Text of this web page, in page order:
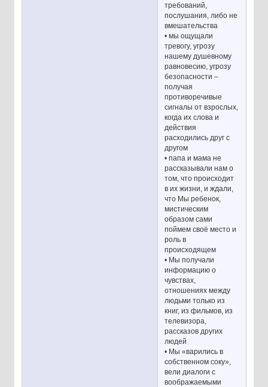
требований,
послушания, либо не
вмешательства
• мы ощущали
тревогу, угрозу
нашему душевному
равновесию, угрозу
безопасности –
получая
противоречивые
сигналы от взрослых,
когда их слова и
действия
расходились друг с
другом
• папа и мама не
рассказывали нам о
том, что происходит
в их жизни, и ждали,
что Мы ребенок,
мистическим
образом сами
поймем своё место и
роль в
происходящем
• Мы получали
информацию о
чувствах,
отношениях между
людьми только из
книг, из фильмов, из
телевизора,
рассказов других
людей
• Мы «варились в
собственном соку»,
вели диалоги с
воображаемыми